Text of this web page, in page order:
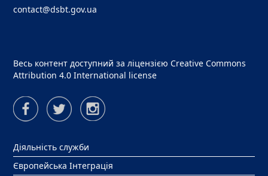
contact@dsbt.gov.ua
Весь контент доступний за ліцензієюCreative Commons
Attribution 4.0 International license
Діяльність служби
Європейська Інтеграція